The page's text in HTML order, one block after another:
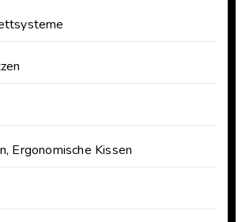
Ergonomische Kissen